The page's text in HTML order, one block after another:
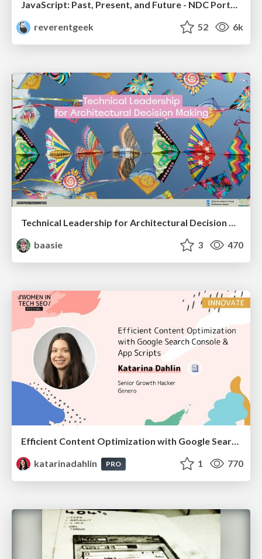
JavaScript: Past, Present, and Future - NDC Porto 2020
reverentgeek
52 6k
Technical Leadership for Architectural Decision Making
baasie
3 470
Efficient Content Optimization with Google Search Console & Apps Script
katarinadahlin
PRO 1 770